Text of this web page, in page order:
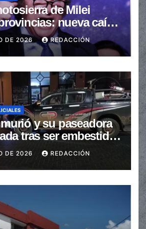
de Milei
nueva caída
no
DE 2026 REDACCIÓN
y su paseadora
tras ser embestidas
peatonal
DE 2026 REDACCIÓN